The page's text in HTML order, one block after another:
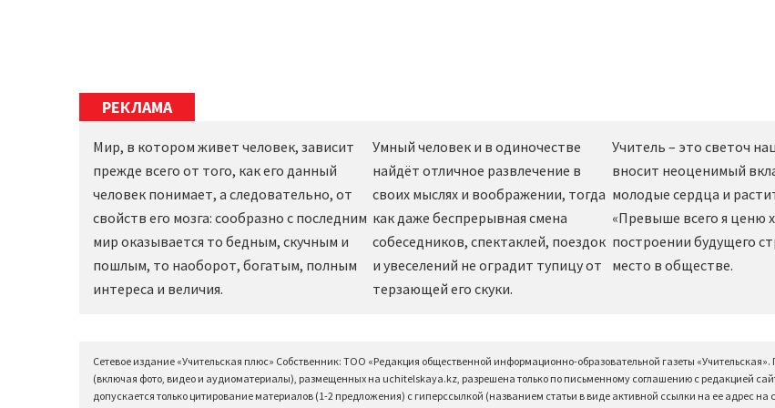
РЕКЛАМА
Мир, в котором живет человек, зависит
прежде всего от того, как его данный
человек понимает, а следовательно, от
свойств его мозга: сообразно с последним
мир оказывается то бедным, скучным и
пошлым, то наоборот, богатым, полным
интереса и величия.
Умный человек и в одиночестве
найдёт отличное развлечение в
своих мыслях и воображении, тогда
как даже беспрерывная смена
собеседников, спектаклей, поездок
и увеселений не оградит тупицу от
терзающей его скуки.
Учитель – это светоч
вносит неоценимый
молодые сердца и
«Превыше всего я ценю
построении будущего
место в обществе.
Сетевое издание «Учительская плюс» Собственник: ТОО «Редакция общественной информационно-образовательной газеты
(включая фото, видео и аудиоматериалы), размещенных на uchitelskaya.kz, разрешена только по письменному соглашению с редакцией
допускается только цитирование материалов (1-2 предложения) с гиперссылкой (названием статьи в виде активной ссылки на ее адрес